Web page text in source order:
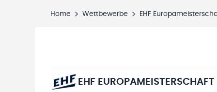
Home Wettbewerbe EHF
EHF